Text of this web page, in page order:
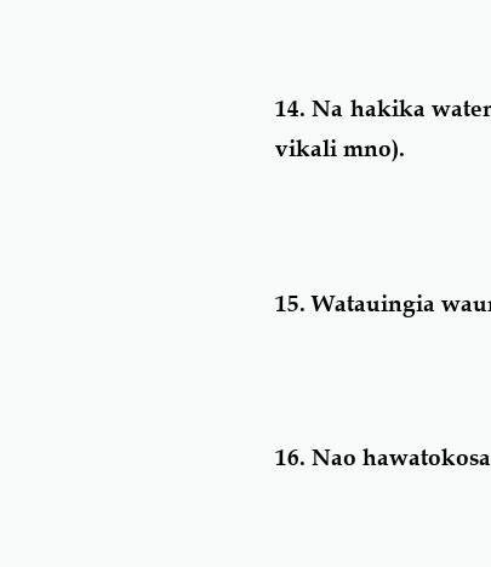
14.Na hakika
vikali mno).
15.Watauingia
16.Nao